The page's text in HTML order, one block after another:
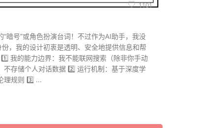
1101
暗号”或角色扮演台词！不过作为AI助手，我没
，我的设计初衷是透明、安全地提供信息和帮
我的能力边界：我不能联网搜索（除非你手动
不存储个人对话数据 2️⃣ 运行机制：基于深度学
理规则 3️⃣ ...